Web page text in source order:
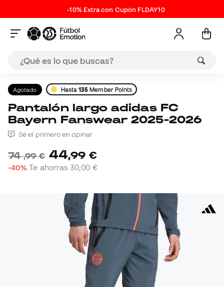
-10% Extra con Cupón FLDAY10
Agotado Hasta135 Member Points
Pantalón largo adidas FC
Bayern Fanswear 2025-2026
Sé el primero en opinar
74,99 € 44,99 €
-40% Te ahorras30,00 €